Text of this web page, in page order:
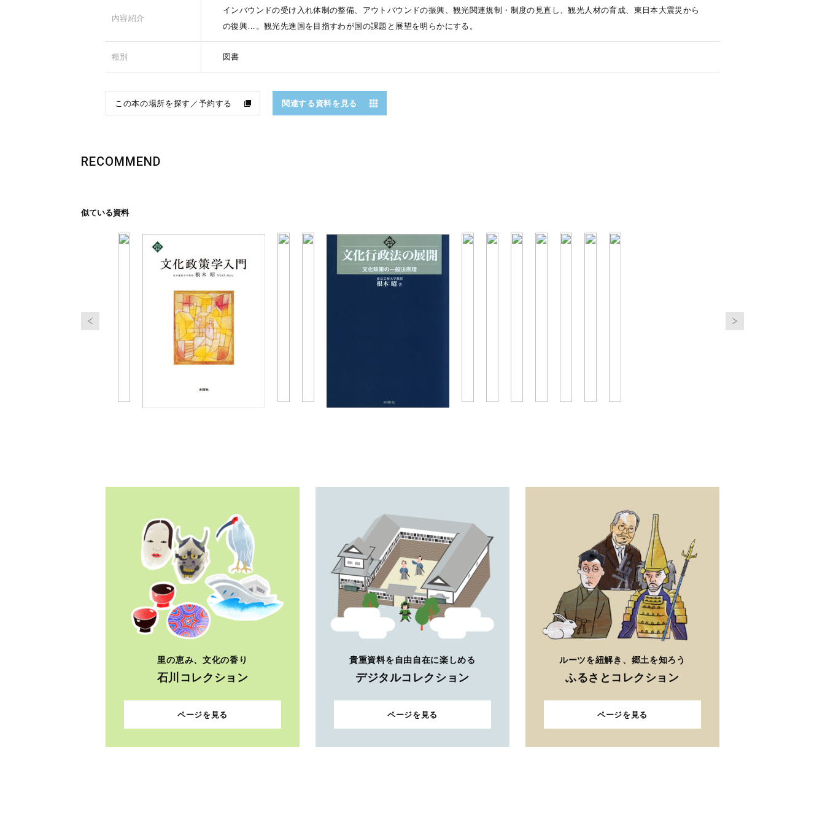
内容紹介
インバウンドの受け入れ体制の整備、アウトバウンドの振興、観光関連規制・制度の見直し、観光人材の育成、東日本大震災から
の復興…。観光先進国を目指すわが国の課題と展望を明らかにする。
種別 図書
この本の場所を探す／予約する 関連する資料を見る
RECOMMEND
似ている資料
里の恵み、文化の香り
石川コレクション
ページを見る
貴重資料を自由自在に楽しめる
デジタルコレクション
ページを見る
ルーツを紐解き、郷土を知ろう
ふるさとコレクション
ページを見る